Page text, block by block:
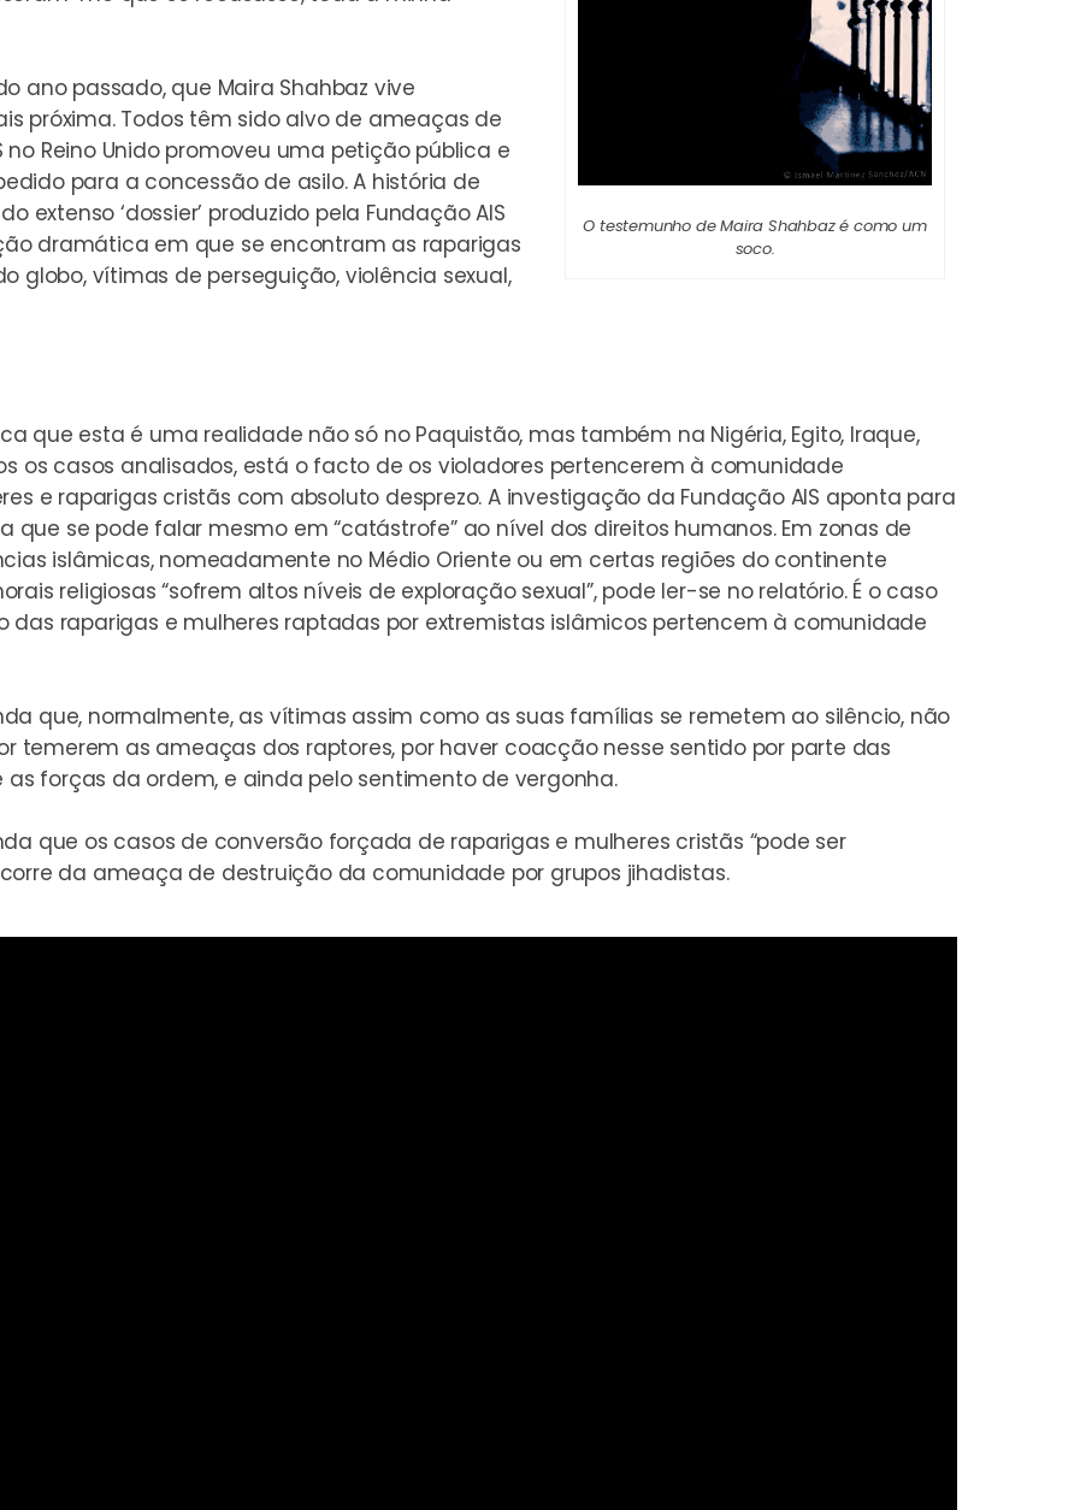
ano passado, que Maira Shahbaz vive
próxima. Todos têm sido alvo de ameaças de
Reino Unido promoveu uma petição pública e
para a concessão de asilo. A história de
extenso ‘dossier’ produzido pela Fundação AIS
dramática em que se encontram as raparigas
globo, vítimas de perseguição, violência sexual,
O testemunho de Maira Shahbaz é como um
soco.
que esta é uma realidade não só no Paquistão, mas também na Nigéria, Egito, Iraque,
os casos analisados, está o facto de os violadores pertencerem à comunidade
e raparigas cristãs com absoluto desprezo. A investigação da Fundação AIS aponta para
se pode falar mesmo em “catástrofe” ao nível dos direitos humanos. Em zonas de
islâmicas, nomeadamente no Médio Oriente ou em certas regiões do continente
religiosas “sofrem altos níveis de exploração sexual”, pode ler-se no relatório. É o caso
das raparigas e mulheres raptadas por extremistas islâmicos pertencem à comunidade
que, normalmente, as vítimas assim como as suas famílias se remetem ao silêncio, não
temerem as ameaças dos raptores, por haver coacção nesse sentido por parte das
forças da ordem, e ainda pelo sentimento de vergonha.
que os casos de conversão forçada de raparigas e mulheres cristãs “pode ser
da ameaça de destruição da comunidade por grupos jihadistas.